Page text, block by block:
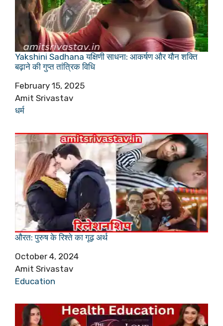
Yakshini Sadhana यक्षिणी साधना: आकर्षण और यौन शक्ति
बढ़ाने की गुप्त तांत्रिक विधि
Date
February 15, 2025
Author
Amit Srivastav
In relation to
धर्म
औरत: पुरुष के रिश्ते का गूढ़ अर्थ
Date
October 4, 2024
Author
Amit Srivastav
In relation to
Education